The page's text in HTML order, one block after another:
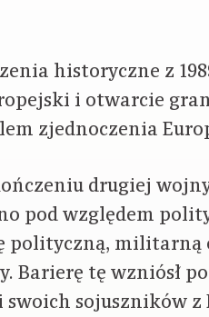
historyczne z
i otwarcie
zjednoczenia
drugiej
pod względem
polityczną, militarną
Barierę tę wzniósł
swoich sojuszników